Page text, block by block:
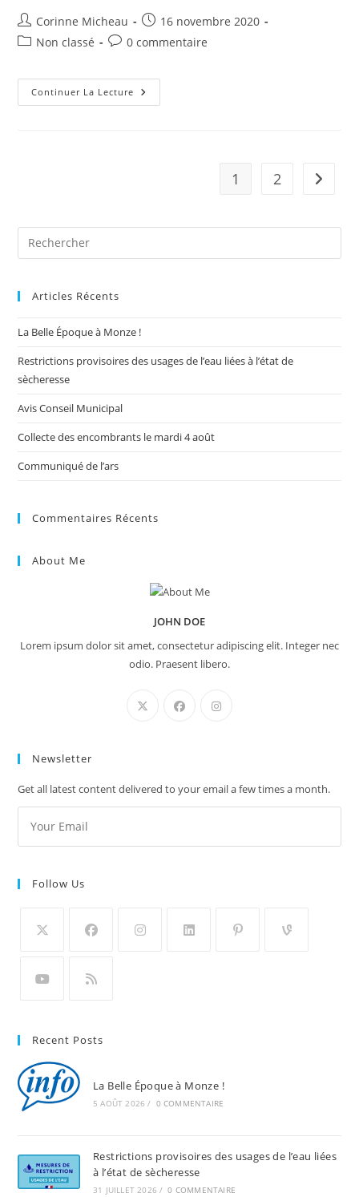
Auteur/autrice
de
Corinne Micheau
Publication
publiée :
16 novembre 2020
PostNon classé
Commentaires
la
publication :
0 commentaire
Continuer La Lecture Restaurant
Scolaire
1 2 Aller à
Articles Récents
La Belle Époque à Monze !
Restrictions provisoires des usages de l’eau liées à l’état de
sècheresse
Avis Conseil Municipal
Collecte des encombrants le mardi 4 août
Communiqué de l’ars
Commentaires Récents
About Me
JOHN DOE
Lorem ipsum dolor sit amet, consectetur adipiscing elit. Integer nec
odio. Praesent libero.
Newsletter
Get all latest content delivered to your email a few times a month.
Follow Us
Recent Posts
La Belle Époque à Monze !
5 AOÛT 2026 / 0 COMMENTAIRE
Restrictions provisoires des usages de l’eau liées
à l’état de sècheresse
31 JUILLET 2026 / 0 COMMENTAIRE